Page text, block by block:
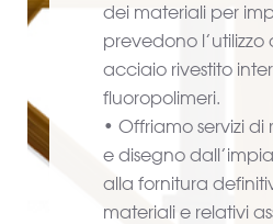
dei materiali per
prevedono l’utilizzo
acciaio rivestito
fluoropolimeri.
• Offriamo servizi
e disegno
alla fornitura
materiali e relativi